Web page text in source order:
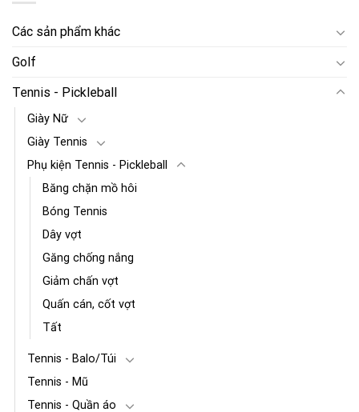
Các sản phẩm khác
Golf
Tennis - Pickleball
Giày Nữ
Giày Tennis
Phụ kiện Tennis - Pickleball
Băng chặn mồ hôi
Bóng Tennis
Dây vợt
Găng chống nắng
Giảm chấn vợt
Quấn cán, cốt vợt
Tất
Tennis - Balo/Túi
Tennis - Mũ
Tennis - Quần áo